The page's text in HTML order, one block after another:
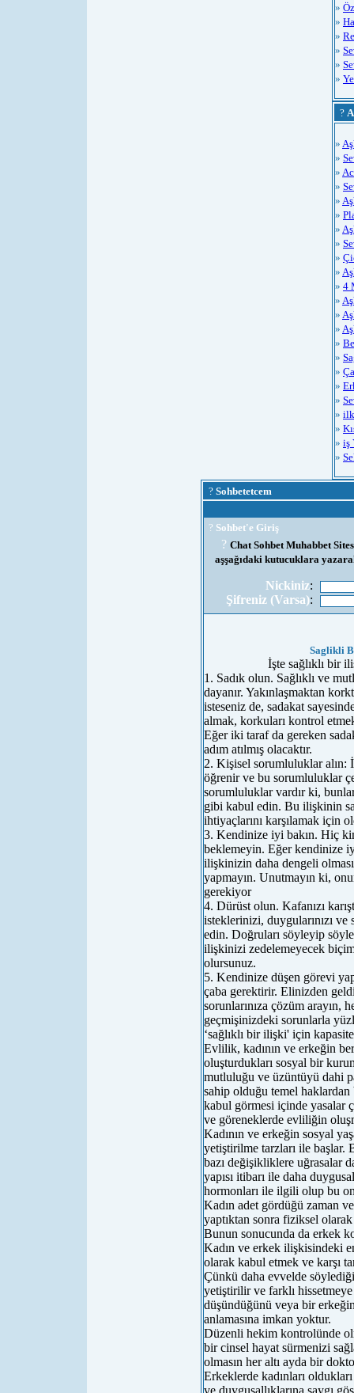
»
»
»
»
»
»
?
»
»
»
»
»
»
»
»
»
»
» 4
»
»
»
»
»
»
»
»
» ilk
»
» iş
»
? Sohbetetcem
? Sohbet'e Giriş
? Chat Sohbet Muhabbet
aşşağıdaki kutucuklara
Nickiniz:
Şifreniz (Varsa):
Saglikli
İşte sağlıklı bir
1. Sadık olun. Sağlıklı ve
dayanır. Yakınlaşmaktan
isteseniz de, sadakat
almak, korkuları kontrol
Eğer iki taraf da gereken
adım atılmış olacaktır.
2. Kişisel sorumluluklar alın:
öğrenir ve bu sorumluluklar
sorumluluklar vardır ki,
gibi kabul edin. Bu ilişkinin
ihtiyaçlarını karşılamak için
3. Kendinize iyi bakın. Hiç
beklemeyin. Eğer kendinize
ilişkinizin daha dengeli
yapmayın. Unutmayın ki,
gerekiyor
4. Dürüst olun. Kafanızı
isteklerinizi, duygularınızı ve
edin. Doğruları söyleyip
ilişkinizi zedelemeyecek
olursunuz.
5. Kendinize düşen görevi
çaba gerektirir. Elinizden
sorunlarınıza çözüm arayın,
geçmişinizdeki sorunlarla
‘sağlıklı bir ilişki' için
Evlilik, kadının ve erkeğin
oluşturdukları sosyal bir
mutluluğu ve üzüntüyü dahi
sahip olduğu temel
kabul görmesi içinde yasalar
ve göreneklerde evliliğin
Kadının ve erkeğin sosyal
yetiştirilme tarzları ile
bazı değişikliklere uğrasalar
yapısı itibarı ile daha
hormonları ile ilgili olup bu
Kadın adet gördüğü zaman
yaptıktan sonra fiziksel
Bunun sonucunda da erkek
Kadın ve erkek ilişkisindeki
olarak kabul etmek ve karşı
Çünkü daha evvelde
yetiştirilir ve farklı hissetmeye
düşündüğünü veya bir
anlamasına imkan yoktur.
Düzenli hekim kontrolünde
bir cinsel hayat sürmenizi
olmasın her altı ayda bir
Erkeklerde kadınları
ve duygusallıklarına saygı